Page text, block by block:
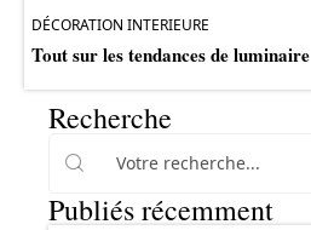
DÉCORATION INTERIEURE
Tout sur les tendances de luminaire
Recherche
Publiés récemment